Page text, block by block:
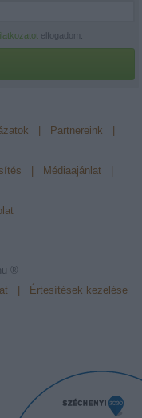
elfogadom.
Partnereink
Médiaajánlat
®
Értesítések kezelése